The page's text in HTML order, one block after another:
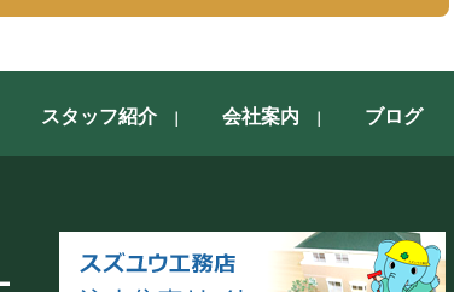
スタッフ紹介 会社案内 ブログ